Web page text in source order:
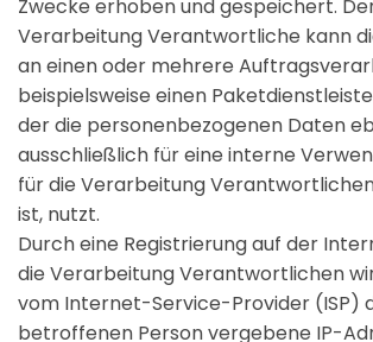
Zwecke erhoben und gespeichert.
Verarbeitung Verantwortliche kann
an einen oder mehrere
beispielsweise einen
der die personenbezogenen Daten
ausschließlich für eine interne
für die Verarbeitung
ist, nutzt.
Durch eine Registrierung auf der
die Verarbeitung Verantwortlichen
vom Internet-Service-Provider (ISP)
betroffenen Person vergebene IP-